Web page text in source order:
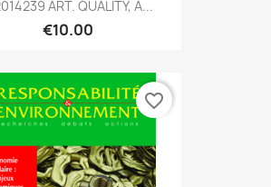
ART. QUALITY, A...
€10.00
favorite_border